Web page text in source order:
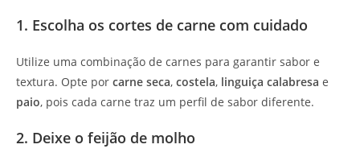
1. Escolha os cortes de carne com cuidado
Utilize uma combinação de carnes para garantir sabor e
textura. Opte por carne seca, costela, linguiça calabresa e
paio, pois cada carne traz um perfil de sabor diferente.
2. Deixe o feijão de molho